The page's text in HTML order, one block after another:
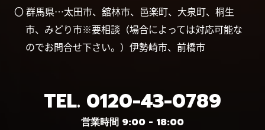
〇 群馬県…太田市、舘林市、邑楽町、大泉町、桐生
市、みどり市※要相談（場合によっては対応可能な
のでお問合せ下さい。）伊勢崎市、前橋市
TEL. 0120-43-0789
営業時間 9:00 - 18:00